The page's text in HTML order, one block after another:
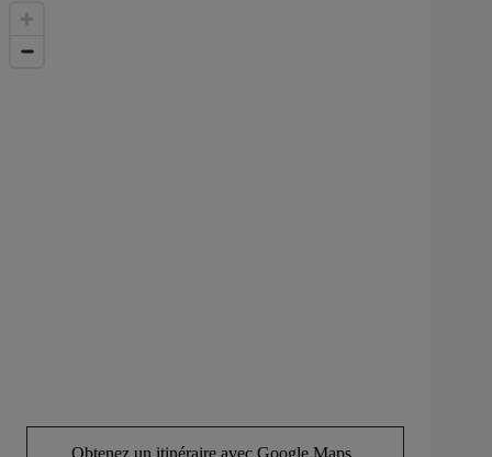
Obtenez un itinéraire avec Google Maps